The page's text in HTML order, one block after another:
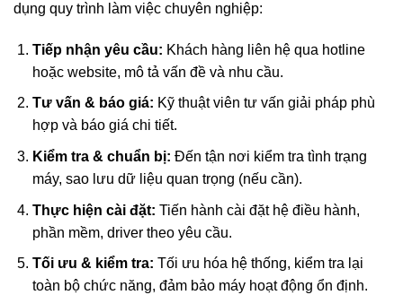
dụng quy trình làm việc chuyên nghiệp:
Tiếp nhận yêu cầu: Khách hàng liên hệ qua hotline
hoặc website, mô tả vấn đề và nhu cầu.
Tư vấn & báo giá: Kỹ thuật viên tư vấn giải pháp phù
hợp và báo giá chi tiết.
Kiểm tra & chuẩn bị: Đến tận nơi kiểm tra tình trạng
máy, sao lưu dữ liệu quan trọng (nếu cần).
Thực hiện cài đặt: Tiến hành cài đặt hệ điều hành,
phần mềm, driver theo yêu cầu.
Tối ưu & kiểm tra: Tối ưu hóa hệ thống, kiểm tra lại
toàn bộ chức năng, đảm bảo máy hoạt động ổn định.